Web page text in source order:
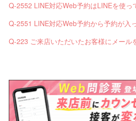
Q-223 ご来店いただいたお客様にメール